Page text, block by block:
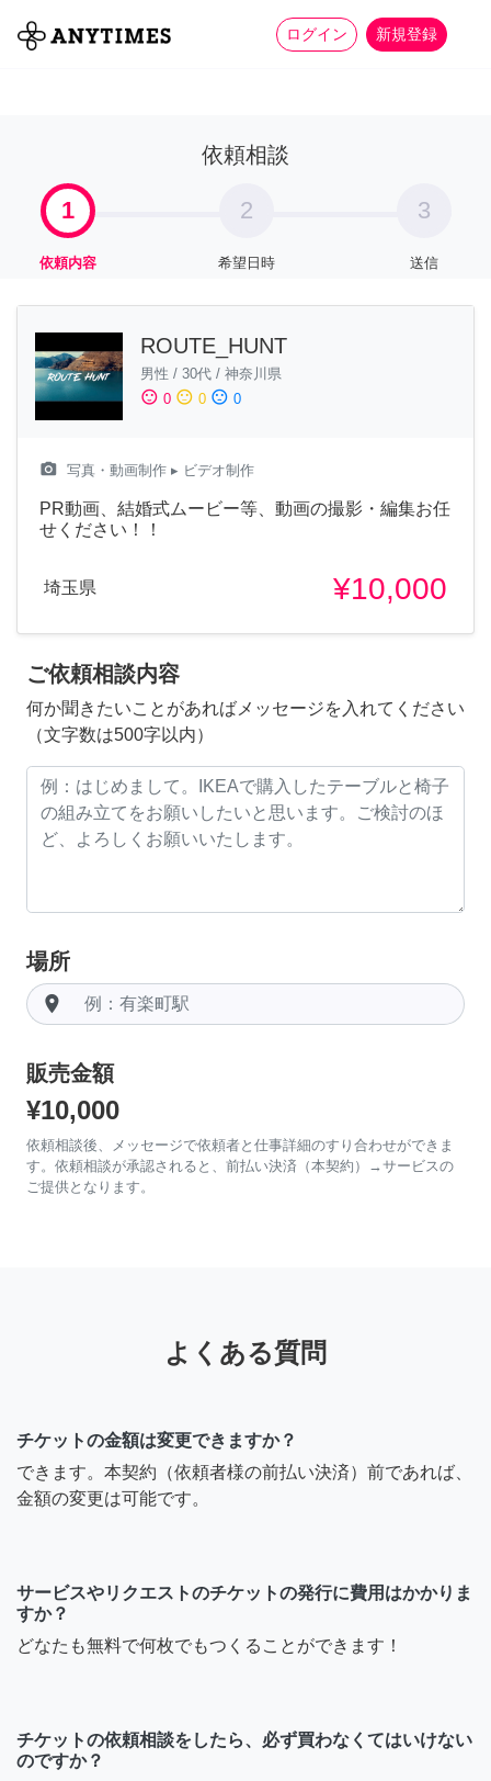
ログイン 新規登録
全て 家事 more_horiz
依頼相談
1
依頼内容
2
希望日時
3
送信
ROUTE_HUNT
男性 / 30代 / 神奈川県
sentiment_satisfied 0 sentiment_neutral 0 sentiment_dissatisfied 0
camera_alt 写真・動画制作 ▸ ビデオ制作
PR動画、結婚式ムービー等、動画の撮影・編集お任
せください！！
埼玉県 ¥10,000
ご依頼相談内容
何か聞きたいことがあればメッセージを入れてください
（文字数は500字以内）
場所
room
販売金額
¥10,000
依頼相談後、メッセージで依頼者と仕事詳細のすり合わせができま
す。依頼相談が承認されると、前払い決済（本契約）→サービスの
ご提供となります。
よくある質問
チケットの金額は変更できますか？
できます。本契約（依頼者様の前払い決済）前であれば、
金額の変更は可能です。
サービスやリクエストのチケットの発行に費用はかかりま
すか？
どなたも無料で何枚でもつくることができます！
チケットの依頼相談をしたら、必ず買わなくてはいけない
のですか？